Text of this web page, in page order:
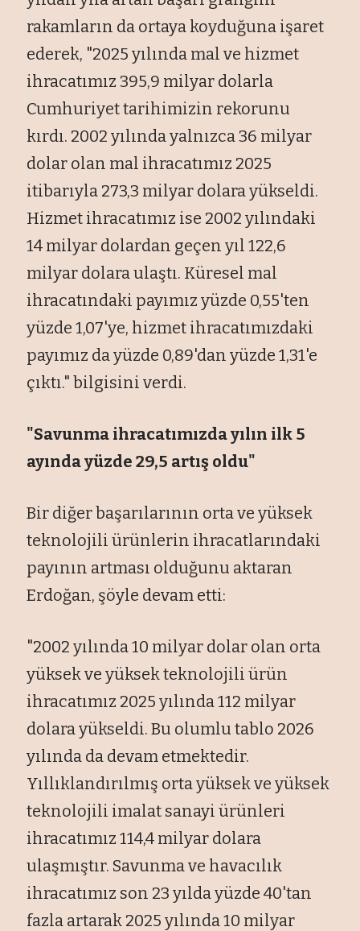
rakamların da ortaya koyduğuna işaret
ederek, "2025 yılında mal ve hizmet
ihracatımız 395,9 milyar dolarla
Cumhuriyet tarihimizin rekorunu
kırdı. 2002 yılında yalnızca 36 milyar
dolar olan mal ihracatımız 2025
itibarıyla 273,3 milyar dolara yükseldi.
Hizmet ihracatımız ise 2002 yılındaki
14 milyar dolardan geçen yıl 122,6
milyar dolara ulaştı. Küresel mal
ihracatındaki payımız yüzde 0,55'ten
yüzde 1,07'ye, hizmet ihracatımızdaki
payımız da yüzde 0,89'dan yüzde 1,31'e
çıktı." bilgisini verdi.
"Savunma ihracatımızda yılın ilk 5
ayında yüzde 29,5 artış oldu"
Bir diğer başarılarının orta ve yüksek
teknolojili ürünlerin ihracatlarındaki
payının artması olduğunu aktaran
Erdoğan, şöyle devam etti:
"2002 yılında 10 milyar dolar olan orta
yüksek ve yüksek teknolojili ürün
ihracatımız 2025 yılında 112 milyar
dolara yükseldi. Bu olumlu tablo 2026
yılında da devam etmektedir.
Yıllıklandırılmış orta yüksek ve yüksek
teknolojili imalat sanayi ürünleri
ihracatımız 114,4 milyar dolara
ulaşmıştır. Savunma ve havacılık
ihracatımız son 23 yılda yüzde 40'tan
fazla artarak 2025 yılında 10 milyar